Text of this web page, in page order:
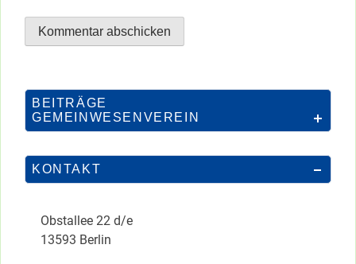
BEITRÄGE
GEMEINWESENVEREIN
KONTAKT
Obstallee 22 d/e
13593 Berlin